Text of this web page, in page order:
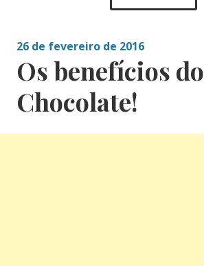
26 de fevereiro de 2016
Os benefícios do
Chocolate!